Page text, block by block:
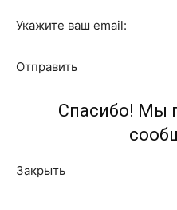
Укажите ваш email:
Отправить
Спасибо! Мы
Закрыть